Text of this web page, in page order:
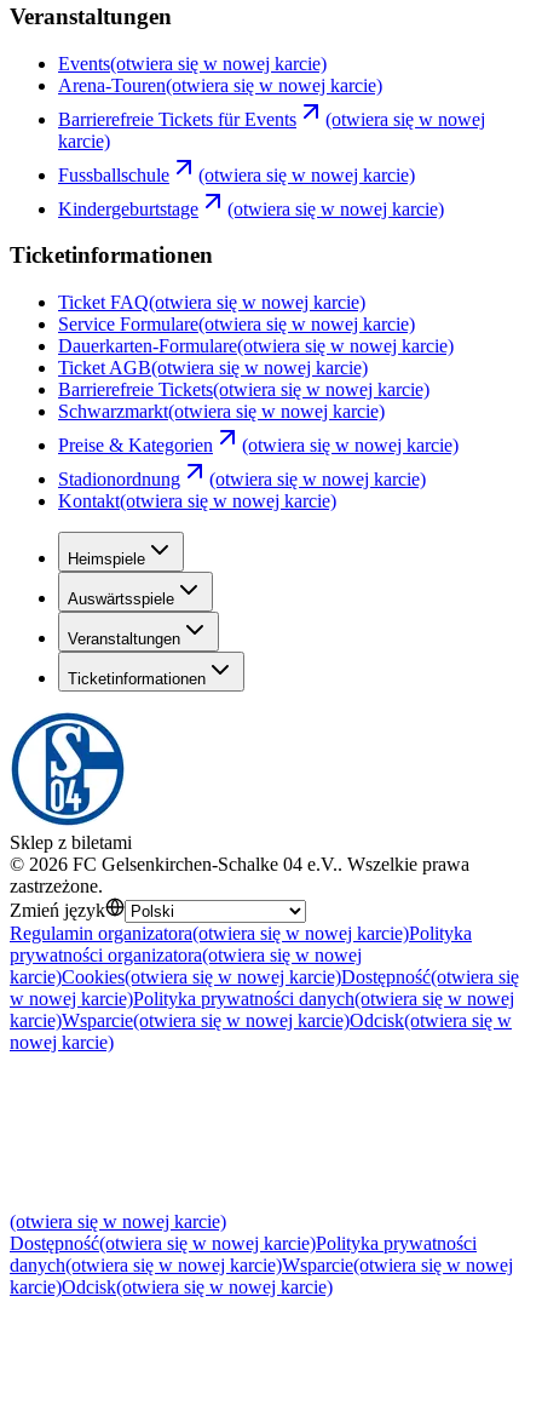
Veranstaltungen
Events(otwiera się w nowej karcie)
Arena-Touren(otwiera się w nowej karcie)
Barrierefreie Tickets für Events
(otwiera się w nowej
karcie)
Fussballschule
(otwiera się w nowej karcie)
Kindergeburtstage
(otwiera się w nowej karcie)
Ticketinformationen
Ticket FAQ(otwiera się w nowej karcie)
Service Formulare(otwiera się w nowej karcie)
Dauerkarten-Formulare(otwiera się w nowej karcie)
Ticket AGB(otwiera się w nowej karcie)
Barrierefreie Tickets(otwiera się w nowej karcie)
Schwarzmarkt(otwiera się w nowej karcie)
Preise & Kategorien
(otwiera się w nowej karcie)
Stadionordnung
(otwiera się w nowej karcie)
Kontakt(otwiera się w nowej karcie)
Heimspiele
Auswärtsspiele
Veranstaltungen
Ticketinformationen
Sklep z biletami
© 2026 FC Gelsenkirchen-Schalke 04 e.V.. Wszelkie prawa
zastrzeżone.
Zmień język
Regulamin organizatora(otwiera się w nowej karcie)Polityka
prywatności organizatora(otwiera się w nowej
karcie)Cookies(otwiera się w nowej karcie)Dostępność(otwiera się
w nowej karcie)Polityka prywatności danych(otwiera się w nowej
karcie)Wsparcie(otwiera się w nowej karcie)Odcisk(otwiera się w
nowej karcie)
(otwiera się w nowej karcie)
Dostępność(otwiera się w nowej karcie)Polityka prywatności
danych(otwiera się w nowej karcie)Wsparcie(otwiera się w nowej
karcie)Odcisk(otwiera się w nowej karcie)